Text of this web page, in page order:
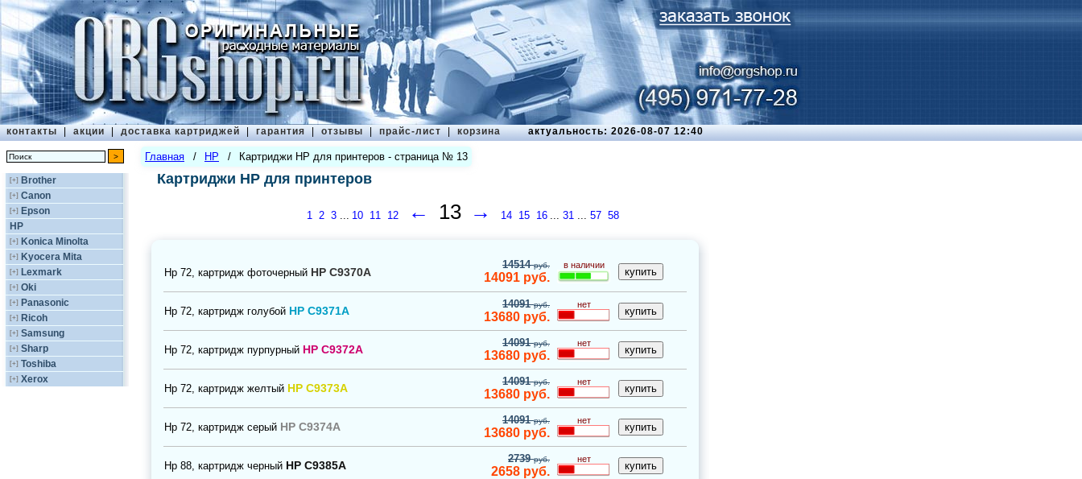
контакты | акции | доставка картриджей | гарантия | отзывы | прайс-лист | корзина актуальность: 2026-08-07 12:40
[+] Brother
[+] Canon
[+] Epson
HP
[+] Konica Minolta
[+] Kyocera Mita
[+] Lexmark
[+] Oki
[+] Panasonic
[+] Ricoh
[+] Samsung
[+] Sharp
[+] Toshiba
[+] Xerox
Главная / HP / Картриджи HP для принтеров - страница № 13
Картриджи HP для принтеров
1 2 3 ... 10 11 12 ← 13 → 14 15 16 ... 31 ... 57 58
Нр 72, картридж фоточерный HP C9370A
14514руб.
14091 руб.
в наличии
Нр 72, картридж голубой HP C9371A
14091руб.
13680 руб.
нет
Нр 72, картридж пурпурный HP C9372A
14091руб.
13680 руб.
нет
Нр 72, картридж желтый HP C9373A
14091руб.
13680 руб.
нет
Нр 72, картридж серый HP C9374A
14091руб.
13680 руб.
нет
Нр 88, картридж черный HP C9385A
2739руб.
2658 руб.
нет